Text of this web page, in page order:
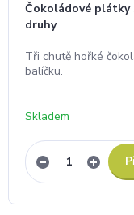
Čokoládové plátky
druhy
Tři chutě hořké
balíčku.
Skladem